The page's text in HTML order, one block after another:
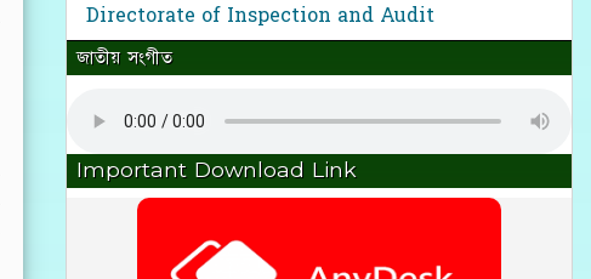
Directorate of Inspection and Audit
জাতীয় সংগীত
Important Download Link